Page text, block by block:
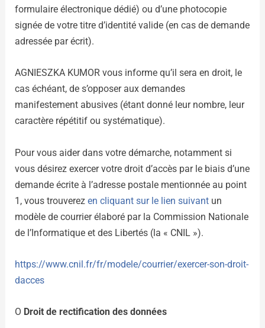
formulaire électronique dédié) ou d’une photocopie
signée de votre titre d’identité valide (en cas de demande
adressée par écrit).
AGNIESZKA KUMOR vous informe qu’il sera en droit, le
cas échéant, de s’opposer aux demandes
manifestement abusives (étant donné leur nombre, leur
caractère répétitif ou systématique).
Pour vous aider dans votre démarche, notamment si
vous désirez exercer votre droit d’accès par le biais d’une
demande écrite à l’adresse postale mentionnée au point
1, vous trouverezen cliquant sur le lien suivant un
modèle de courrier élaboré par la Commission Nationale
de l’Informatique et des Libertés (la « CNIL »).
https://www.cnil.fr/fr/modele/courrier/exercer-son-droit-
dacces
O Droit de rectification des données